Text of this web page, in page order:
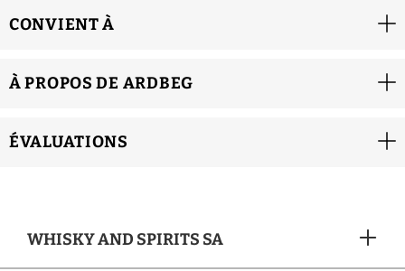
CONVIENT À
À PROPOS DE ARDBEG
ÉVALUATIONS
WHISKY AND SPIRITS SA